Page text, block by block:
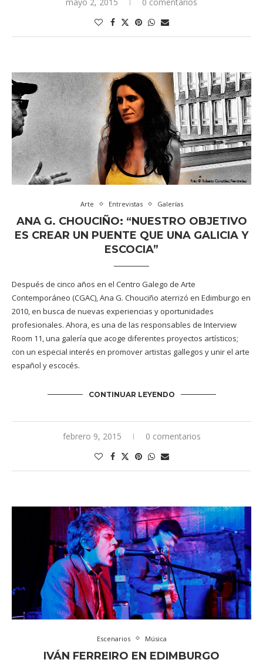
Arte Entrevistas Galerías
ANA G. CHOUCIÑO: “NUESTRO OBJETIVO
ES CREAR UN PUENTE QUE UNA GALICIA Y
ESCOCIA”
Después de cinco años en el Centro Galego de Arte
Contemporáneo (CGAC), Ana G. Chouciño aterrizó en Edimburgo en
2010, en busca de nuevas experiencias y oportunidades
profesionales. Ahora, es una de las responsables de Interview
Room 11, una galería que acoge diferentes proyectos artísticos;
con un especial interés en promover artistas gallegos y unir el arte
español y escocés.
CONTINUAR LEYENDO
febrero 9, 2015 0 comentarios
Escenarios Música
IVÁN FERREIRO EN EDIMBURGO